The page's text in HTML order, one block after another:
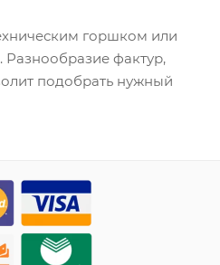
горшком или
фактур,
подобрать нужный